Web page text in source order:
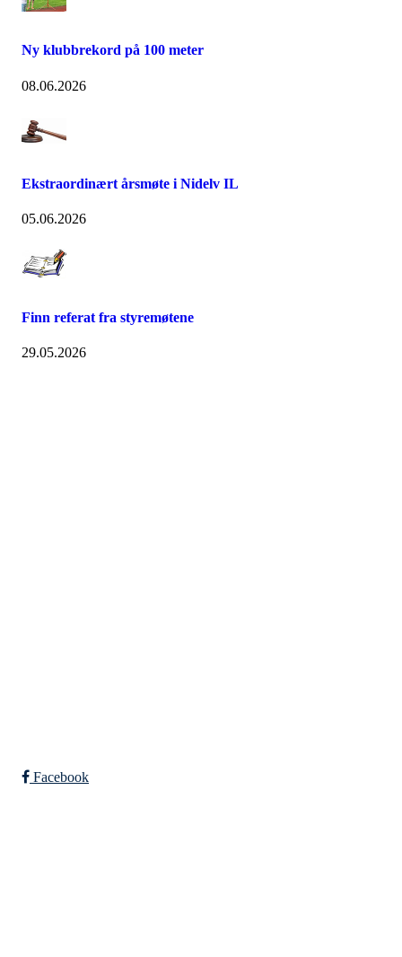
Ny klubbrekord på 100 meter
08.06.2026
Ekstraordinært årsmøte i Nidelv IL
05.06.2026
Finn referat fra styremøtene
29.05.2026
Facebook